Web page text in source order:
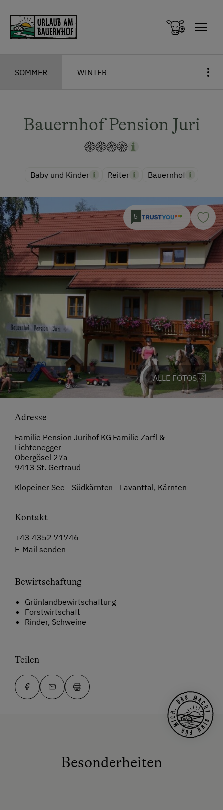
SOMMER WINTER
Bauernhof Pension Juri
Baby und Kinder Reiter Bauernhof
5
ALLE FOTOS
Adresse
Familie Pension Jurihof KG Familie Zarfl &
Lichtenegger
Obergösel 27a
9413 St. Gertraud
Klopeiner See - Südkärnten - Lavanttal, Kärnten
Kontakt
+43 4352 71746
E-Mail senden
Bewirtschaftung
Grünlandbewirtschaftung
Forstwirtschaft
Rinder, Schweine
Teilen
Besonderheiten